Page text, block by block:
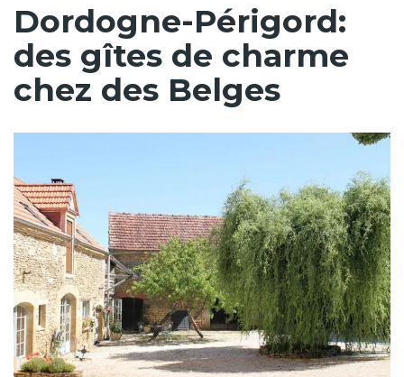
Dordogne-Périgord:
des gîtes de charme
chez des Belges